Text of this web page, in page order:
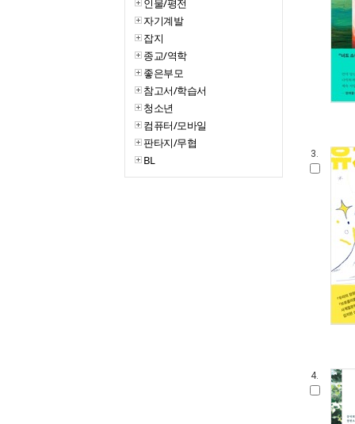
인물/평전
자기계발
잡지
종교/역학
좋은부모
참고서/학습서
청소년
컴퓨터/모바일
판타지/무협
BL
3.
4.